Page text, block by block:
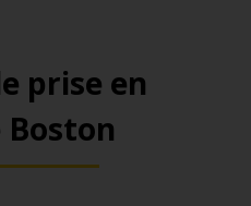
prise en